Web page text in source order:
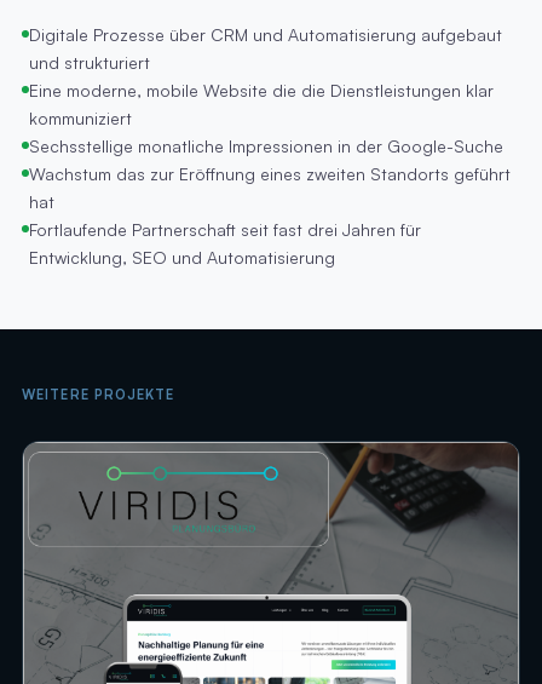
Digitale Prozesse über CRM und Automatisierung aufgebaut
und strukturiert
Eine moderne, mobile Website die die Dienstleistungen klar
kommuniziert
Sechsstellige monatliche Impressionen in der Google-Suche
Wachstum das zur Eröffnung eines zweiten Standorts geführt
hat
Fortlaufende Partnerschaft seit fast drei Jahren für
Entwicklung, SEO und Automatisierung
WEITERE PROJEKTE